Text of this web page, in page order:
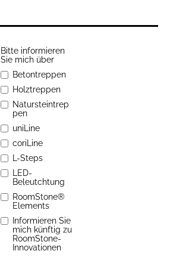
Bitte informieren
Sie mich über
Betontreppen
Holztreppen
Natursteintrep
pen
uniLine
coriLine
L-Steps
LED-
Beleutchtung
RoomStone®
Elements
Informieren Sie
mich künftig zu
RoomStone-
Innovationen